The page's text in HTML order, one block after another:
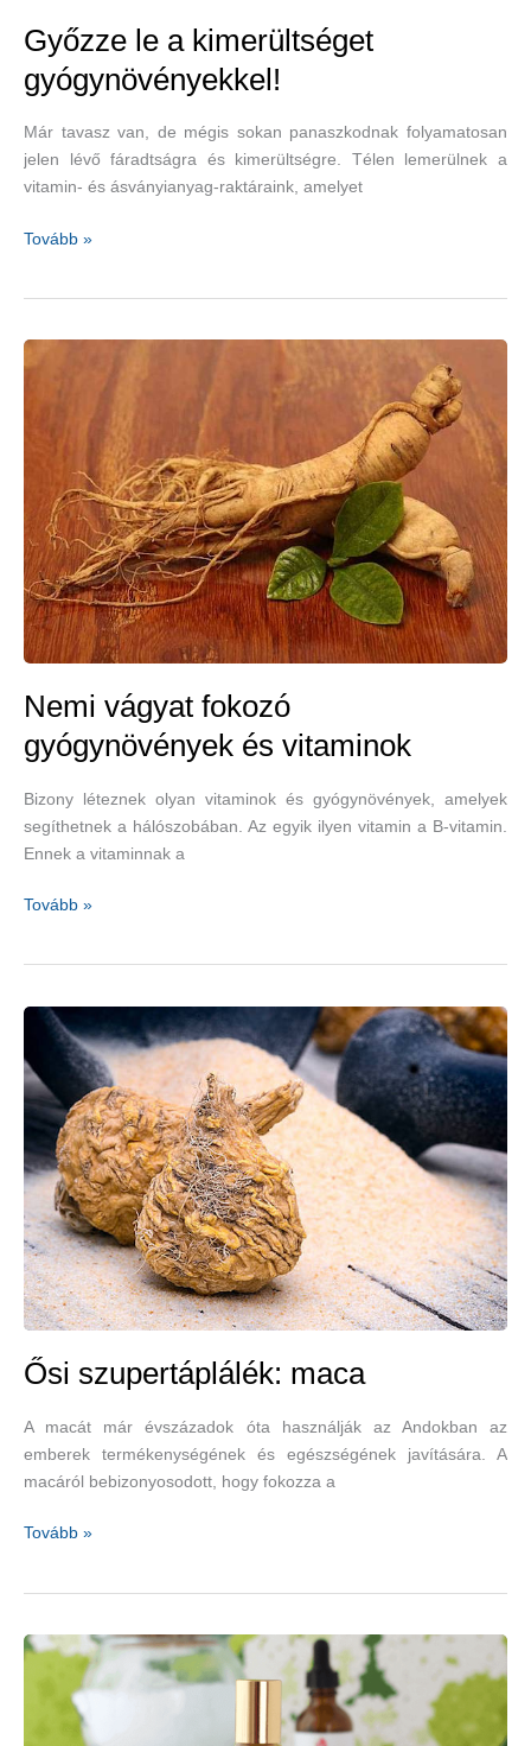
Győzze le a kimerültséget
gyógynövényekkel!
Már tavasz van, de mégis sokan panaszkodnak folyamatosan
jelen lévő fáradtságra és kimerültségre. Télen lemerülnek a
vitamin- és ásványianyag-raktáraink, amelyet
Győzze
gyógynövényekkel!
Tovább »
Nemi vágyat fokozó
gyógynövények és vitaminok
Bizony léteznek olyan vitaminok és gyógynövények, amelyek
segíthetnek a hálószobában. Az egyik ilyen vitamin a B-vitamin.
Ennek a vitaminnak a
Nemi
és
vitaminok
Tovább »
Ősi szupertáplálék: maca
A macát már évszázadok óta használják az Andokban az
emberek termékenységének és egészségének javítására. A
macáról bebizonyosodott, hogy fokozza a
Ősi
Tovább »